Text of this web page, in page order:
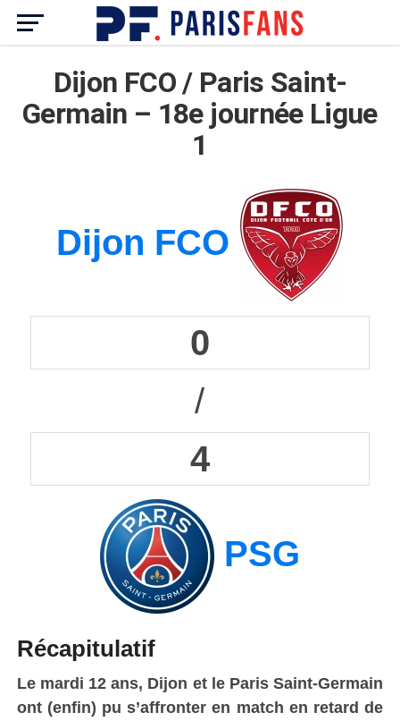
Dijon FCO / Paris Saint-
Germain – 18e journée Ligue
1
Dijon FCO
0
/
4
PSG
Récapitulatif
Le mardi 12 ans, Dijon et le Paris Saint-Germain
ont (enfin) pu s’affronter en match en retard de